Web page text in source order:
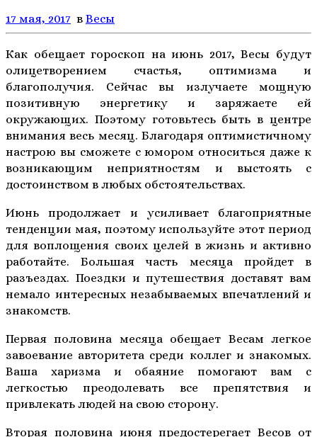
17 мая, 2017 в Весы
Как обещает гороскоп на июнь 2017, Весы будут
олицетворением счастья, оптимизма и
благополучия. Сейчас вы излучаете мощную
позитивную энергетику и заряжаете ей
окружающих. Поэтому готовьтесь быть в центре
внимания весь месяц. Благодаря оптимистичному
настрою вы сможете с юмором относиться даже к
возникающим неприятностям и выстоять с
достоинством в любых обстоятельствах.
Июнь продолжает и усиливает благоприятные
тенденции мая, поэтому используйте этот период
для воплощения своих целей в жизнь и активно
работайте. Большая часть месяца пройдет в
разъездах. Поездки и путешествия доставят вам
немало интересных незабываемых впечатлений и
знакомств.
Первая половина месяца обещает Весам легкое
завоевание авторитета среди коллег и знакомых.
Ваша харизма и обаяние помогают вам с
легкостью преодолевать все препятствия и
привлекать людей на свою сторону.
Вторая половина июня предостерегает Весов от